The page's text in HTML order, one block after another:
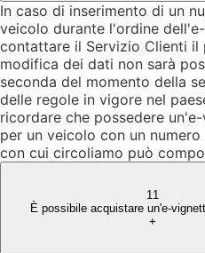
In caso di inserimento di un
veicolo durante l'ordine
contattare il Servizio Clienti il
modifica dei dati non sarà
seconda del momento della
delle regole in vigore nel
ricordare che possedere
per un veicolo con un
con cui circoliamo può
11
È possibile acquistare un'e-
+